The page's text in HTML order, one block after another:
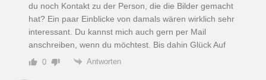
du noch Kontakt zu der Person, die die Bilder gemacht
hat? Ein paar Einblicke von damals wären wirklich sehr
interessant. Du kannst mich auch gern per Mail
anschreiben, wenn du möchtest. Bis dahin Glück Auf
0 Antworten